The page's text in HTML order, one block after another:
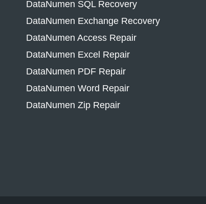
DataNumen SQL Recovery
DataNumen Exchange Recovery
DataNumen Access Repair
DataNumen Excel Repair
DataNumen PDF Repair
DataNumen Word Repair
DataNumen Zip Repair